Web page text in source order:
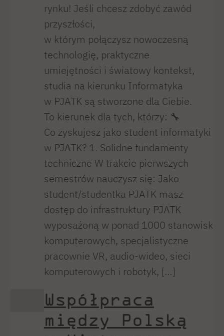
rynku! Jeśli chcesz zdobyć zawód
przyszłości,
w którym połączysz nowoczesną
technologię, praktyczne
umiejętności i światowy kontekst,
studia na kierunku Informatyka
w PJATK są stworzone dla Ciebie.
To kierunek dla tych, którzy: 🔧
Co zyskujesz jako student informatyki
w PJATK? 1. Solidne fundamenty
techniczne W trakcie pierwszych
semestrów nauczysz się: Jako
student/studentka PJATK masz
dostęp do infrastruktury PJATK
wyposażoną w ponad 1000 stanowisk
komputerowych, specjalistyczne
pracownie VR, audio-wideo, sieci
komputerowych i robotyk, […]
Współpraca
między Polską